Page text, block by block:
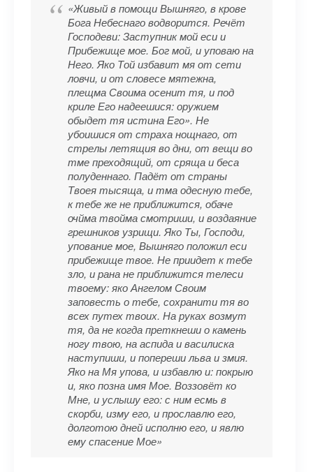
«Живый в помощи Вышняго, в крове
Бога Небеснаго водворится. Речёт
Господеви: Заступник мой еси и
Прибежище мое. Бог мой, и уповаю на
Него. Яко Той избавит мя от сети
ловчи, и от словесе мятежна,
плещма Своима осенит тя, и под
криле Его надеешися: оружием
обыдет тя истина Его». Не
убоишися от страха нощнаго, от
стрелы летящия во дни, от вещи во
тме преходящий, от сряща и беса
полуденнаго. Падёт от страны
Твоея тысяща, и тма одесную тебе,
к тебе же не приближится, обаче
очйма твойма смотриши, и воздаяние
грешников узрищи. Яко Ты, Господи,
упование мое, Вышняго положил еси
прибежище твое. Не приидет к тебе
зло, и рана не приближится телеси
твоему: яко Ангелом Своим
заповесть о тебе, сохранити тя во
всех путех твоих. На руках возмут
тя, да не когда преткнеши о камень
ногу твою, на аспида и василиска
наступиши, и попереши льва и змия.
Яко на Мя упова, и избавлю и: покрыю
и, яко позна имя Мое. Воззовёт ко
Мне, и услышу его: с ним есмь в
скорби, изму его, и прославлю его,
долготою дней исполню его, и явлю
ему спасение Мое»